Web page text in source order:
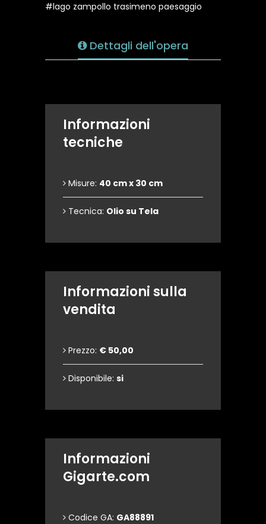
#lago zampollo trasimeno paesaggio
Dettagli dell'opera
Informazioni
tecniche
Misure: 40 cm x 30 cm
Tecnica: Olio su Tela
Informazioni sulla
vendita
Prezzo: € 50,00
Disponibile: si
Informazioni
Gigarte.com
Codice GA: GA88891